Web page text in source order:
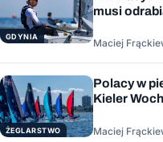
GDYNIA
musi
Maciej
ŻEGLARSTWO
Polacy w
Kieler
Maciej